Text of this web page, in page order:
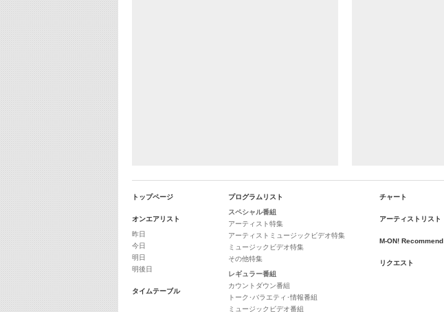
トップページ
オンエアリスト
昨日
今日
明日
明後日
タイムテーブル
プログラムリスト
スペシャル番組
アーティスト特集
アーティストミュージックビデオ特集
ミュージックビデオ特集
その他特集
レギュラー番組
カウントダウン番組
トーク･バラエティ･情報番組
ミュージックビデオ番組
チャート
アーティストリスト
M-ON! Recommend
リクエスト